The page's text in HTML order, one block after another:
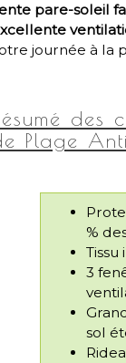
pare-soleil
journée à la
des
Plage
%
3
sol